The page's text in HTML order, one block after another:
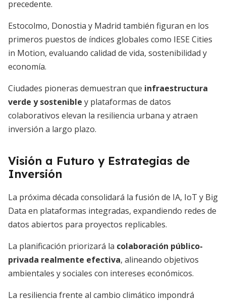
precedente.
Estocolmo, Donostia y Madrid también figuran en los
primeros puestos de índices globales como IESE Cities
in Motion, evaluando calidad de vida, sostenibilidad y
economía.
Ciudades pioneras demuestran que infraestructura
verde y sostenible y plataformas de datos
colaborativos elevan la resiliencia urbana y atraen
inversión a largo plazo.
Visión a Futuro y Estrategias de
Inversión
La próxima década consolidará la fusión de IA, IoT y Big
Data en plataformas integradas, expandiendo redes de
datos abiertos para proyectos replicables.
La planificación priorizará la colaboración público-
privada realmente efectiva, alineando objetivos
ambientales y sociales con intereses económicos.
La resiliencia frente al cambio climático impondrá